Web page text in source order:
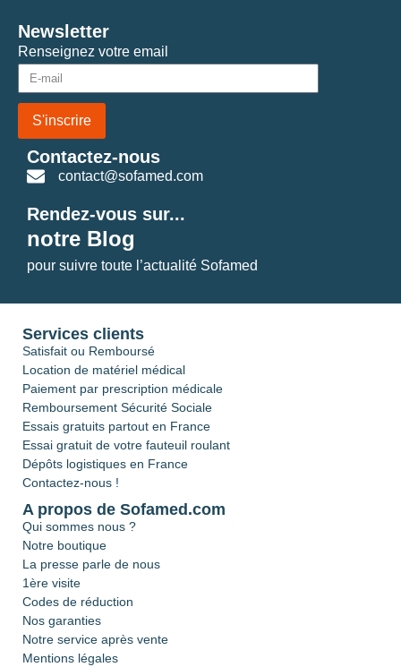
Renseignez votre email
S'inscrire
Newsletter
Contactez-nous
contact@sofamed.com
Rendez-vous sur...
notre Blog
pour suivre toute l’actualité Sofamed
Services clients
Satisfait ou Remboursé
Location de matériel médical
Paiement par prescription médicale
Remboursement Sécurité Sociale
Essais gratuits partout en France
Essai gratuit de votre fauteuil roulant
Dépôts logistiques en France
Contactez-nous !
A propos de Sofamed.com
Qui sommes nous ?
Notre boutique
La presse parle de nous
1ère visite
Codes de réduction
Nos garanties
Notre service après vente
Mentions légales